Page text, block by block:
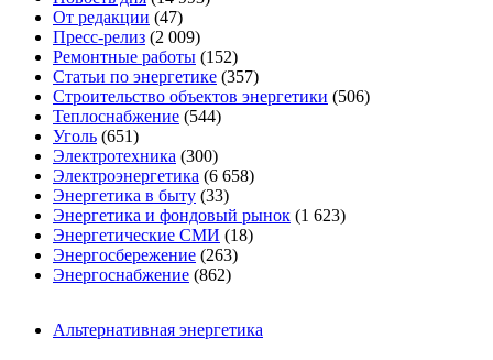
От редакции (47)
Пресс-релиз (2 009)
Ремонтные работы (152)
Статьи по энергетике (357)
Строительство объектов энергетики (506)
Теплоснабжение (544)
Уголь (651)
Электротехника (300)
Электроэнергетика (6 658)
Энергетика в быту (33)
Энергетика и фондовый рынок (1 623)
Энергетические СМИ (18)
Энергосбережение (263)
Энергоснабжение (862)
Альтернативная энергетика